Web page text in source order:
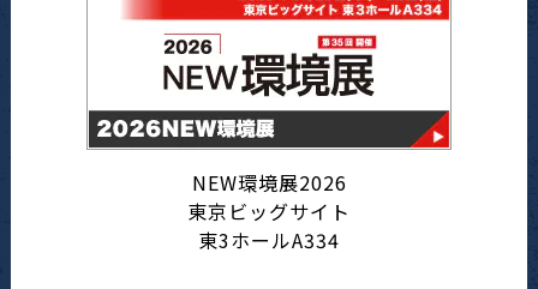
NEW環境展2026
東京ビッグサイト
東3ホールA334